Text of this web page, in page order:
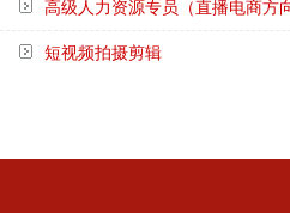
高级人力资源专员（直播电商方向
短视频拍摄剪辑